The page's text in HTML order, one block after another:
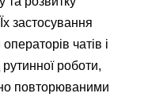
застосування
чатів і
рутинної роботи,
повторюваними